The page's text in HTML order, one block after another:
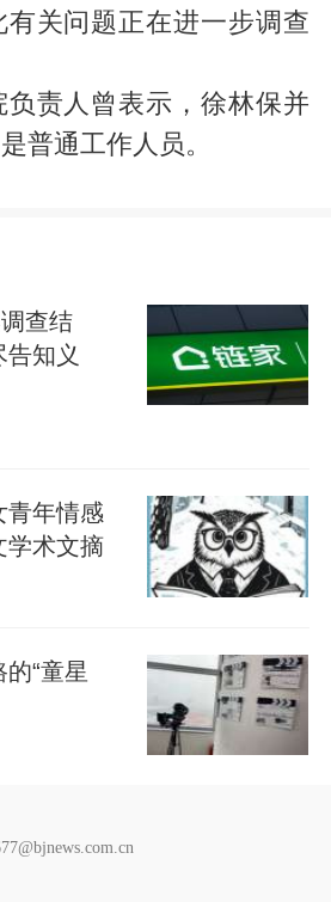
关问题正在进一步调查
责人曾表示，徐林保并
普通工作人员。
查结
知义
青年情感
学术文摘
“童星